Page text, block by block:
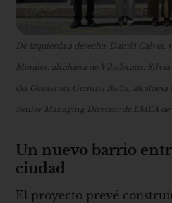
De izquierda a derecha: Damià Calvet,
Morales, alcaldesa de Viladecans;
del Gobierno; Gemma Badia,
Senior Managing Director de EMEA de
Un nuevo barrio
ciudad
El proyecto prevé